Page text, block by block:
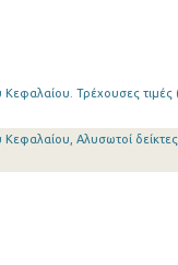
Τρέχουσες τιμές
Κεφαλαίου, Αλυσωτοί